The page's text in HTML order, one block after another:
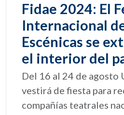
Fidae 2024: El
Internacional
Escénicas se
el interior del
Del 16 al 24 de agosto
vestirá de fiesta para
compañías teatrales